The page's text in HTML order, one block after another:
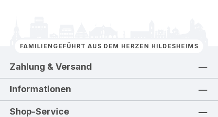
FAMILIENGEFÜHRT AUS DEM HERZEN HILDESHEIMS
Zahlung & Versand
Informationen
Shop-Service